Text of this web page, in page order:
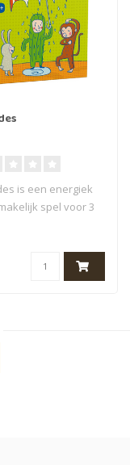
is een energiek
spel voor 3
ideaal voor l..